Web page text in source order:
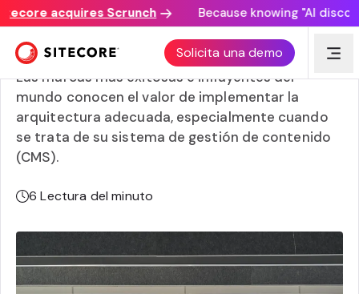
acquires Scrunch Because knowing "AI
Solicita una demo
¿Qué es la arquitectura CMS?
Las marcas más exitosas e influyentes del
mundo conocen el valor de implementar la
arquitectura adecuada, especialmente cuando
se trata de su sistema de gestión de contenido
(CMS).
6 Lectura del minuto